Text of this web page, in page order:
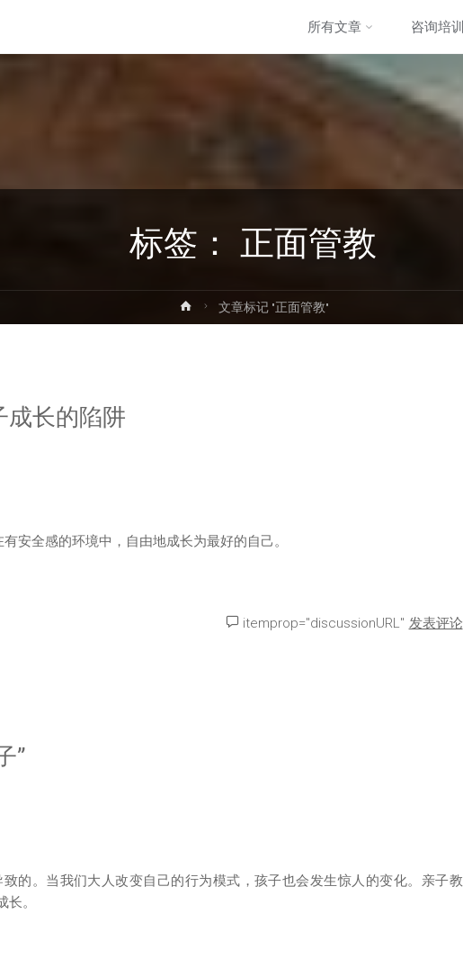
跳
所有文章 咨询培训
标签： 正面管教
首
页
文章标记 "正面管教"
成长的陷阱
安全感的环境中，自由地成长为最好的自己。
itemprop="discussionURL" 发表评论
”
的。当我们大人改变自己的行为模式，孩子也会发生惊人的变化。亲子教
。